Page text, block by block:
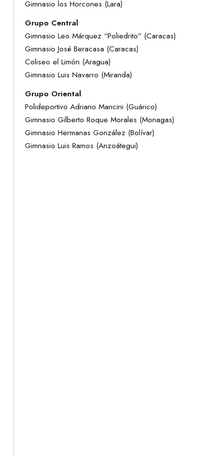
Gimnasio los Horcones (Lara)
Grupo Central
Gimnasio Leo Márquez “Poliedrito” (Caracas)
Gimnasio José Beracasa (Caracas)
Coliseo el Limón (Aragua)
Gimnasio Luis Navarro (Miranda)
Grupo Oriental
Polideportivo Adriano Mancini (Guárico)
Gimnasio Gilberto Roque Morales (Monagas)
Gimnasio Hermanas González (Bolívar)
Gimnasio Luis Ramos (Anzoátegui)